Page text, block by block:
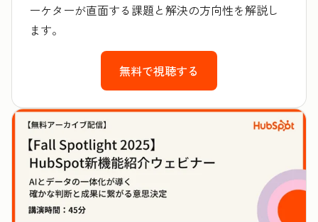
ーケターが直面する課題と解決の方向性を解説し
ます。
無料で視聴する